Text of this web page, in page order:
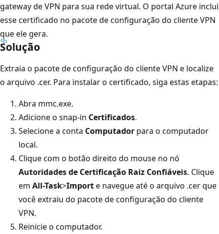
gateway de VPN para sua rede virtual. O portal Azure inclui
esse certificado no pacote de configuração do cliente VPN
que ele gera.
Solução
Extraia o pacote de configuração do cliente VPN e localize
o arquivo .cer. Para instalar o certificado, siga estas etapas:
Abra mmc.exe.
Adicione o snap-in Certificados.
Selecione a conta Computador para o computador
local.
Clique com o botão direito do mouse no nó
Autoridades de Certificação Raiz Confiáveis. Clique
em All-Task>Importe navegue até o arquivo .cer que
você extraiu do pacote de configuração do cliente
VPN.
Reinicie o computador.